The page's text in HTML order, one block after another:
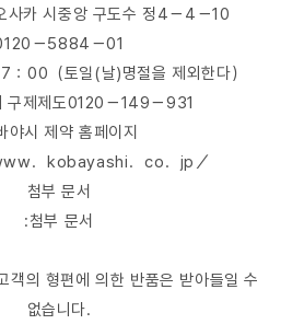
카 시중앙 구도수 정4－4－10
－5884－01
00（토일(날)명절을 제외한다）
구제제도0120－149－931
야시 제약 홈페이지
．kobayashi．co．jp／
첨부 문서
:첨부 문서
객의 형편에 의한 반품은 받아들일 수
없습니다.